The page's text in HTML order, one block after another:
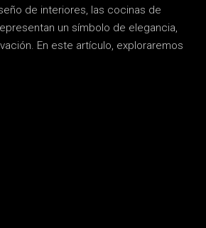
de interiores, las cocinas de
un símbolo de elegancia,
En este artículo, exploraremos